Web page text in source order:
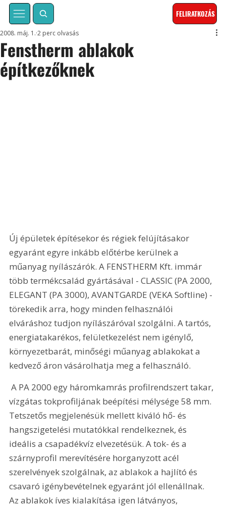
FELIRATKOZÁS
Fenstherm ablakok
építkezőknek
2008. máj. 1. 2 perc olvasás
Új épületek építésekor és régiek felújításakor
egyaránt egyre inkább előtérbe kerülnek a
műanyag nyílászárók. A FENSTHERM Kft. immár
több termékcsalád gyártásával - CLASSIC (PA 2000,
ELEGANT (PA 3000), AVANTGARDE (VEKA Softline) -
törekedik arra, hogy minden felhasználói
elváráshoz tudjon nyílászáróval szolgálni. A tartós,
energiatakarékos, felületkezelést nem igénylő,
környezetbarát, minőségi műanyag ablakokat a
kedvező áron vásárolhatja meg a felhasználó.
A PA 2000 egy háromkamrás profilrendszert takar,
vízgátas tokprofiljának beépítési mélysége 58 mm.
Tetszetős megjelenésük mellett kiváló hő- és
hangszigetelési mutatókkal rendelkeznek, és
ideális a csapadékvíz elvezetésük. A tok- és a
szárnyprofil merevítésére horganyzott acél
szerelvények szolgálnak, az ablakok a hajlító és
csavaró igénybevételnek egyaránt jól ellenállnak.
Az ablakok íves kialakítása igen látványos,